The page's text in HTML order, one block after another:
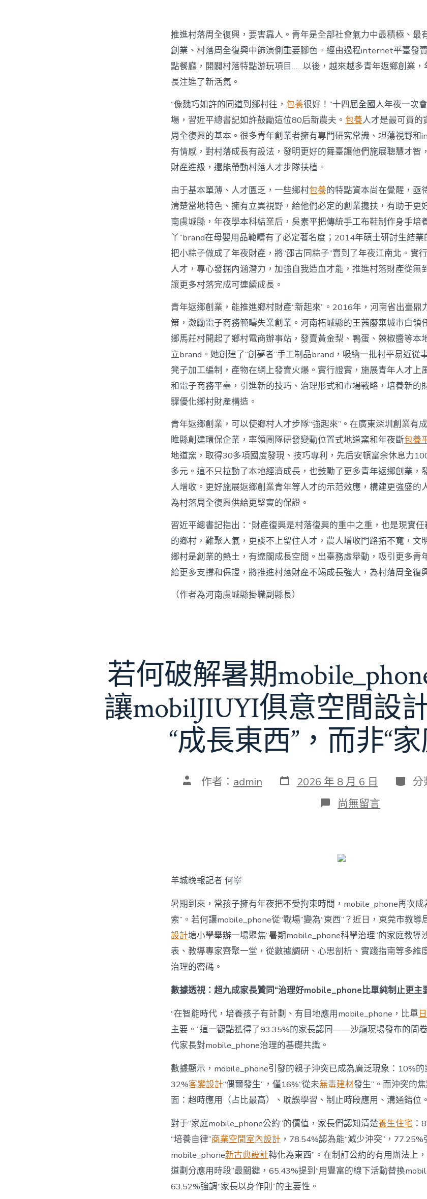
產
復
興
注
進
死
水
甜
心
寶
物
養
網
_
中
國
網〉
中
推進村落周全復興，要害靠人。青年是全部社會氣力中最積極、最
創業、村落周全復興中飾演側重要腳色。經由過程internet平臺發
點餐廳，開闢村落特點游玩項目……以後，越來越多青年返鄉創業
長注進了新活氣。
“像魏巧如許的同道到鄉村往， 包養很好！”十四屆全國人年夜一次
場，習近平總書記如許鼓勵這位80后新農夫。 包養人才是最可貴的
周全復興的基本。很多青年創業者擁有專門研究常識、坦蕩視野
有情感，對村落成長有設法，發明更好的舞臺讓他們施展聰慧才智
財產進級，還能帶動村落人才步隊扶植。
由于基本單薄、人才匱乏，一些鄉村包養的特點資本尚在覺醒，亟
清楚當地特色、擁有立異視野，給他們必定的創業攙扶，有助于更
南虞城縣，年夜學本科結業后，吳素平把傳統手工布鞋制作身手培
丫”brand在母嬰用品範疇有了必定著名度；2014年碩士研討生結
把小粽子做成了年夜財產，將“邵古同粽子”賣到了年夜江南北。實
人才，專心發掘內涵潛力，加強自我造血才能，推進村落財產從無
讓更多村落完成可連續成長。
青年返鄉創業，能推進鄉村財產“新起來”。2016年，河南省出臺鼎
策，激勵電子商務範疇失業創業。河南柘城縣的王茜廢棄城市白領
鄉馬莊村開起了鄉村電商辦事站，發賣黃金梨、鴨蛋、辣椒醬等本
立brand。她創建了“創夢者”手工制品brand，吸納一批村平易近從
凳子加工編制，產物在網上發賣火爆。實行證實，施展青年人才上
和電子商務平臺，引進新的技巧、治理形式和市場戰略，培養新的
驟優化鄉村財產構造。
青年返鄉創業，可以使鄉村人才步隊“強起來”。在廣東深圳創業有
睢縣創建環保企業，率領團隊研發變動位置式地道窯和年夜斷包養
地道窯，取得30多項國度發現、技巧專利，先后安頓富余休息力
多元。這不只拉動了本地經濟成長，也鼓勵了更多青年返鄉創業，
人增收。更好施展返鄉創業青年等人才的示范效應，構建更強盛的
為村落周全復興供給更堅實的保證。
習近平總書記指出：“財產復興是村落復興的重中之重，也是現實
的鄉村，難聚人氣，更談不上留住人才，農人增收門路拓不寬，文
鄉村是創業的熱土，有遼闊成長空間。出臺務虛舉動，吸引更多青
給更多支撐和保證，將推進村落財產不竭成長強大，為村落周全復
（作者為河南虞城縣掛職副縣長）
若何破解暑期
讓mobilJIUYI俱意空間設
“成長東西”，而非“
文 作者： admin 發
表
2026 年 8 月 6 日 分
類
分
在
〈若
暑
期
難
題？
讓
mobilJIUYI
俱
意
設
計
成
為
“成
西”，
而
非
“家
庭
戰
場”〉
中
尚無留言
羊城晚報記者 何寧
暑期到來，當孩子擁有年夜把不受拘束時間，mobile_phone再次成
索”。若何讓mobile_phone從“戰場”變為“東西”？近日，東莞市教導
設計塘小學舉辦一場聚焦“暑期mobile_phone科學治理”的家庭教導
表、教導專家齊聚一堂，從數據調研、心思剖析、實踐指南等多維
治理的密碼。
數據透視：超九成家長贊同“治理好mobile_phone比單純制止更主
“在智能時代，培養孩子有計劃、有目地應用mobile_phone，比單
主要。”這一觀點獲得了93.35%的家長認同——沙龍現場發布的問
代家長對mobile_phone治理的基礎共識。
數據顯示，mobile_phone引發的親子沖突已成為廣泛現象：10%的
32%客變設計“偶爾發生”，僅16%“從未無毒建材發生”。而沖突的
面：超時應用（占比最高）、耽誤學習、制止時段應用、溝通錯位。
對于“家庭mobile_phone公約”的價值，家長們認知清楚養生住宅 ：
“培養自律”商業空間室內設計 ，78.54%認為能“減少沖突”，77.25%
mobile_phone新古典設計轉化為東西”。在制訂公約的有用辦法上
道劃分應用時段”最關鍵，65.43%提到“用豐富的線下活動替換
63.52%強調“家長以身作則”的主要性。